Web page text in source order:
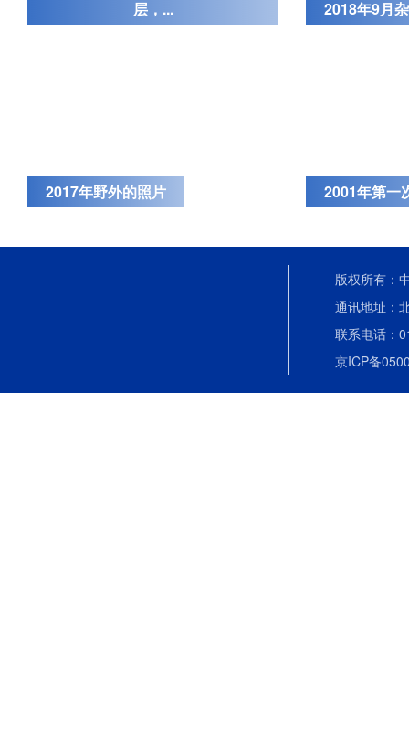
层，... 2018年9月
2017年野外的照片 2001年第一
版权所有：
通讯地址：
联系电话：
京ICP备